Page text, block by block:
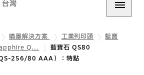
台灣
噴墨解決方案 工業列印頭
藍寶
Q…
藍寶石 QS80
256/80 AAA）：特點